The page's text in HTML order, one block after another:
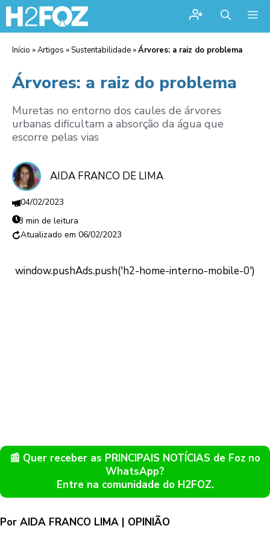
Início »Artigos »Sustentabilidade »Árvores: a raiz do problema
Árvores: a raiz do problema
Muretas no entorno dos caules de árvores
urbanas dificultam a absorção da água que
escorre pelas vias
AIDA FRANCO DE LIMA
04/02/2023
3 min de leitura
06/02/2023
📰 Quer receber as PRINCIPAIS NOTÍCIAS de Foz no
WhatsApp?
Entre na comunidade do H2FOZ.
Por AIDA FRANCO LIMA | OPINIÃO